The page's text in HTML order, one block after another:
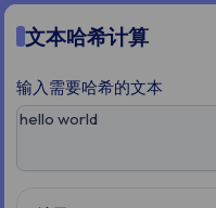
文本哈希计算
输入需要哈希的文本